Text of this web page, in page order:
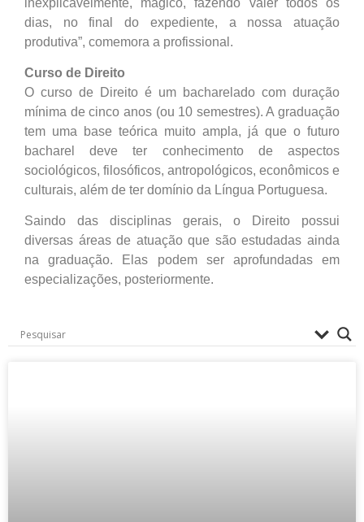
dias, no final do expediente, a nossa atuação
produtiva”, comemora a profissional.
Curso de Direito
O curso de Direito é um bacharelado com duração
mínima de cinco anos (ou 10 semestres). A graduação
tem uma base teórica muito ampla, já que o futuro
bacharel deve ter conhecimento de aspectos
sociológicos, filosóficos, antropológicos, econômicos e
culturais, além de ter domínio da Língua Portuguesa.
Saindo das disciplinas gerais, o Direito possui
diversas áreas de atuação que são estudadas ainda
na graduação. Elas podem ser aprofundadas em
especializações, posteriormente.